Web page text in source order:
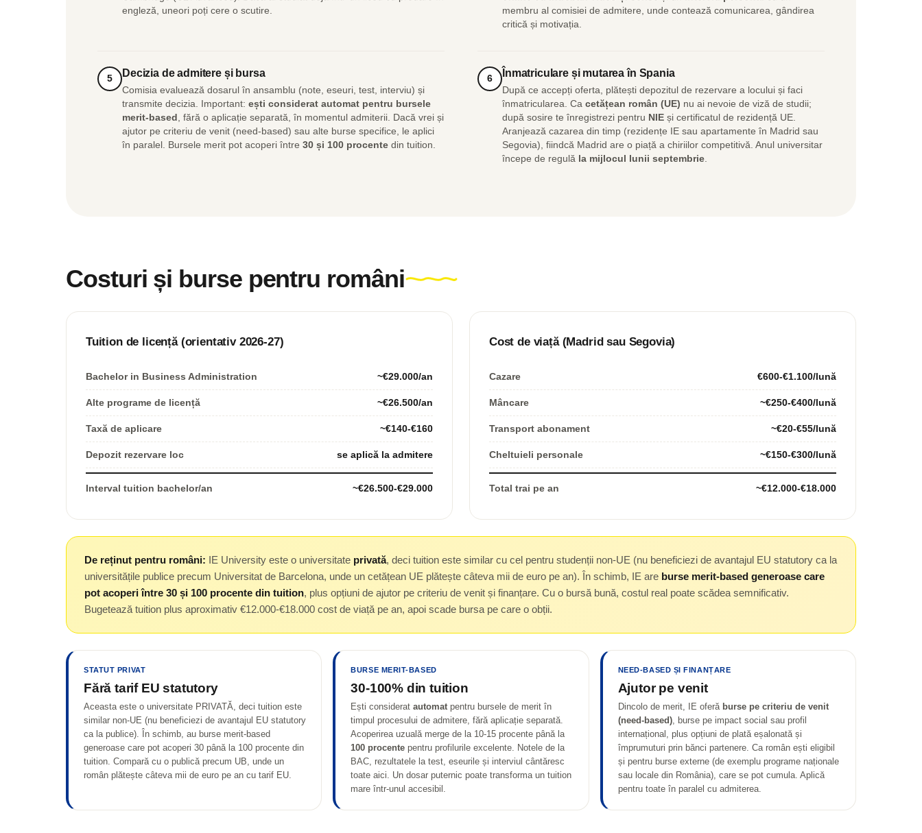
engleză, uneori poți cere o scutire.
membru al comisiei de admitere, unde contează comunicarea, gândirea
critică și motivația.
5 Decizia de admitere și bursa
Comisia evaluează dosarul în ansamblu (note, eseuri, test, interviu) și
transmite decizia. Important: ești considerat automat pentru bursele
merit-based
, fără o aplicație separată, în momentul admiterii. Dacă vrei și
ajutor pe criteriu de venit (need-based) sau alte burse specifice, le aplici
în paralel. Bursele merit pot acoperi între 30 și 100 procente din tuition.
6 Înmatriculare și mutarea în Spania
După ce accepți oferta, plătești depozitul de rezervare a locului și faci
înmatricularea. Ca cetățean român (UE) nu ai nevoie de viză de studii;
după sosire te înregistrezi pentru NIE și certificatul de rezidență UE.
Aranjează cazarea din timp (rezidențe IE sau apartamente în Madrid sau
Segovia), fiindcă Madrid are o piață a chiriilor competitivă. Anul universitar
începe de regulă la mijlocul lunii septembrie
Costuri și burse pentru români
Tuition de licență (orientativ 2026-27)
Bachelor in Business Administration ~€29.000/an
Alte programe de licență ~€26.500/an
Taxă de aplicare ~€140-€160
Depozit rezervare loc se aplică la admitere
Interval tuition bachelor/an ~€26.500-€29.000
Cost de viață (Madrid sau Segovia)
Cazare €600-€1.100/lună
Mâncare ~€250-€400/lună
Transport abonament ~€20-€55/lună
Cheltuieli personale ~€150-€300/lună
Total trai pe an ~€12.000-€18.000
De reținut pentru români: IE University este o universitate privată, deci tuition este similar cu cel pentru studenții non-UE (nu beneficiezi de avantajul EU statutory ca la
universitățile publice precum Universitat de Barcelona, unde un cetățean UE plătește câteva mii de euro pe an). În schimb, IE are burse merit-based generoase care
pot acoperi între 30 și 100 procente din tuition, plus opțiuni de ajutor pe criteriu de venit și finanțare. Cu o bursă bună, costul real poate scădea semnificativ.
Bugetează tuition plus aproximativ €12.000-€18.000 cost de viață pe an, apoi scade bursa pe care o obții.
STATUT PRIVAT
Fără tarif EU statutory
Aceasta este o universitate PRIVATĂ, deci tuition este
similar non-UE (nu beneficiezi de avantajul EU statutory
ca la publice). În schimb, au burse merit-based
generoase care pot acoperi 30 până la 100 procente din
tuition. Compară cu o publică precum UB, unde un
român plătește câteva mii de euro pe an cu tarif EU.
BURSE MERIT-BASED
30-100% din tuition
Ești consideratautomat pentru bursele de merit în
timpul procesului de admitere, fără aplicație separată.
Acoperirea uzuală merge de la 10-15 procente până la
100 procente pentru profilurile excelente. Notele de la
BAC, rezultatele la test, eseurile și interviul cântăresc
toate aici. Un dosar puternic poate transforma un tuition
mare într-unul accesibil.
NEED-BASED ȘI FINANȚARE
Ajutor pe venit
Dincolo de merit, IE oferă burse pe criteriu de venit
(need-based), burse pe impact social sau profil
internațional, plus opțiuni de plată eșalonată și
împrumuturi prin bănci partenere. Ca român ești eligibil
și pentru burse externe (de exemplu programe naționale
sau locale din România), care se pot cumula. Aplică
pentru toate în paralel cu admiterea.